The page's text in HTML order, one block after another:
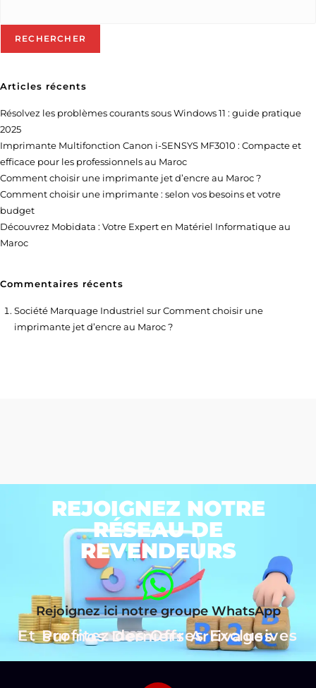
RECHERCHER
Articles récents
Résolvez les problèmes courants sous Windows 11 : guide pratique
2025
Imprimante Multifonction Canon i-SENSYS MF3010 : Compacte et
efficace pour les professionnels au Maroc
Comment choisir une imprimante jet d’encre au Maroc ?
Comment choisir une imprimante : selon vos besoins et votre
budget
Découvrez Mobidata : Votre Expert en Matériel Informatique au
Maroc
Commentaires récents
Société Marquage Industriel surComment choisir une
imprimante jet d’encre au Maroc ?
REJOIGNEZ NOTRE
RÉSEAU DE
REVENDEURS
Rejoignez ici notre groupe WhatsApp
Et Profitez des Offres Exclusives sur nos Derniers Arrivages